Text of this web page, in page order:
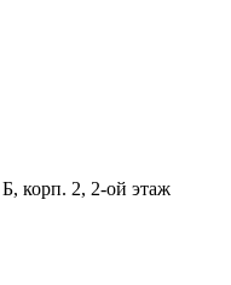
корп. 2, 2-ой этаж